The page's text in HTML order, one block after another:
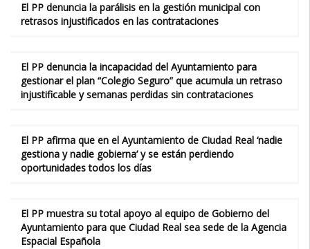
El PP denuncia la parálisis en la gestión municipal con
retrasos injustificados en las contrataciones
El PP denuncia la incapacidad del Ayuntamiento para
gestionar el plan “Colegio Seguro” que acumula un retraso
injustificable y semanas perdidas sin contrataciones
El PP afirma que en el Ayuntamiento de Ciudad Real ‘nadie
gestiona y nadie gobierna’ y se están perdiendo
oportunidades todos los días
El PP muestra su total apoyo al equipo de Gobierno del
Ayuntamiento para que Ciudad Real sea sede de la Agencia
Espacial Española